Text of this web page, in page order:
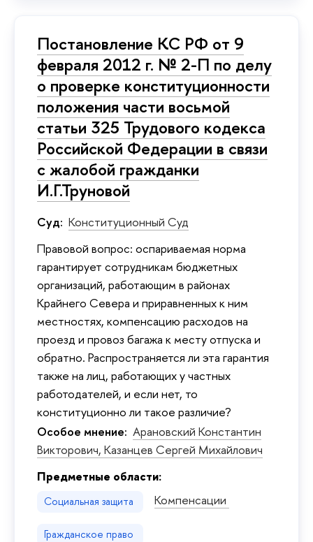
Постановление КС РФ от 9
февраля 2012 г. № 2-П по делу
о проверке конституционности
положения части восьмой
статьи 325 Трудового кодекса
Российской Федерации в связи
с жалобой гражданки
И.Г.Труновой
Суд: Конституционный Суд
Правовой вопрос: оспариваемая норма
гарантирует сотрудникам бюджетных
организаций, работающим в районах
Крайнего Севера и приравненных к ним
местностях, компенсацию расходов на
проезд и провоз багажа к месту отпуска и
обратно. Распространяется ли эта гарантия
также на лиц, работающих у частных
работодателей, и если нет, то
конституционно ли такое различие?
Особое мнение: Арановский Константин
Викторович, Казанцев Сергей Михайлович
Предметные области:
Социальная защита Компенсации
Гражданское право